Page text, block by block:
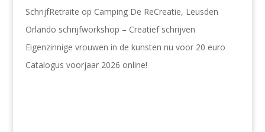
SchrijfRetraite op Camping De ReCreatie, Leusden
Orlando schrijfworkshop – Creatief schrijven
Eigenzinnige vrouwen in de kunsten nu voor 20 euro
Catalogus voorjaar 2026 online!